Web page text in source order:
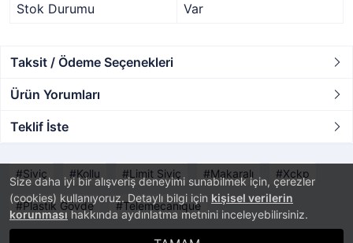
Size daha iyi bir alışveriş deneyimi sunabilmek için, çerezler
(cookies) kullanıyoruz. Detaylı bilgi için kişisel verilerin
korunmasıhakkında aydınlatma metnini inceleyebilirsiniz.
Stok Durumu
Var
Taksit / Ödeme Seçenekleri
Ürün Yorumları
Teklif İste
Siviç Kollu Limit Siviç Makaralı Xckp
Plastik Gövde Telemecanıque